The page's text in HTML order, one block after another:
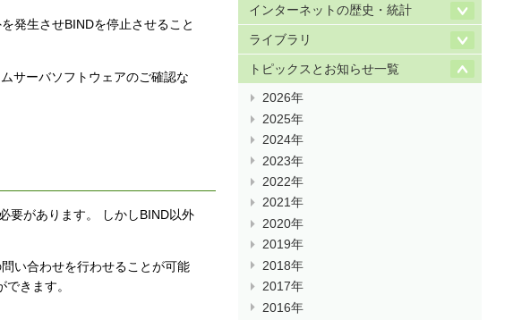
発生させBINDを停止させること
サーバソフトウェアのご確認な
要があります。 しかしBIND以外
い合わせを行わせることが可能
きます。
インターネットの歴史・統計
ライブラリ
トピックスとお知らせ一覧
2026年
2025年
2024年
2023年
2022年
2021年
2020年
2019年
2018年
2017年
2016年